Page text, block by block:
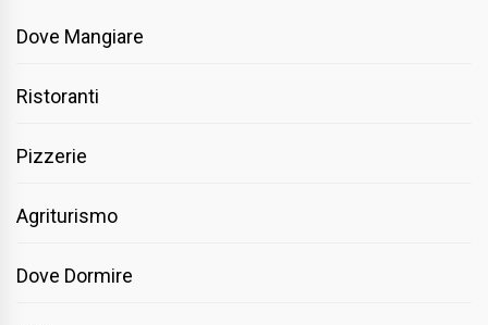
Dove Mangiare
Ristoranti
Pizzerie
Agriturismo
Dove Dormire